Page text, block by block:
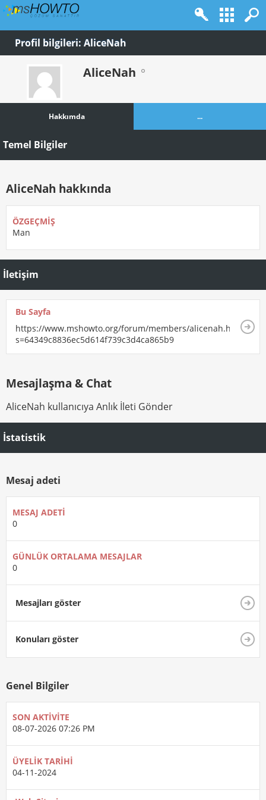
Profil bilgileri: AliceNah
AliceNah
Hakkımda ...
Temel Bilgiler
AliceNah hakkında
ÖZGEÇMIŞ
Man
İletişim
Bu Sayfa
https://www.mshowto.org/forum/members/alicenah.html?
s=64349c8836ec5d614f739c3d4ca865b9
Mesajlaşma & Chat
AliceNah kullanıcıya Anlık İleti Gönder
İstatistik
Mesaj adeti
MESAJ ADETI
0
GÜNLÜK ORTALAMA MESAJLAR
0
Mesajları göster
Konuları göster
Genel Bilgiler
SON AKTIVITE
08-07-2026 07:26 PM
ÜYELIK TARIHI
04-11-2024